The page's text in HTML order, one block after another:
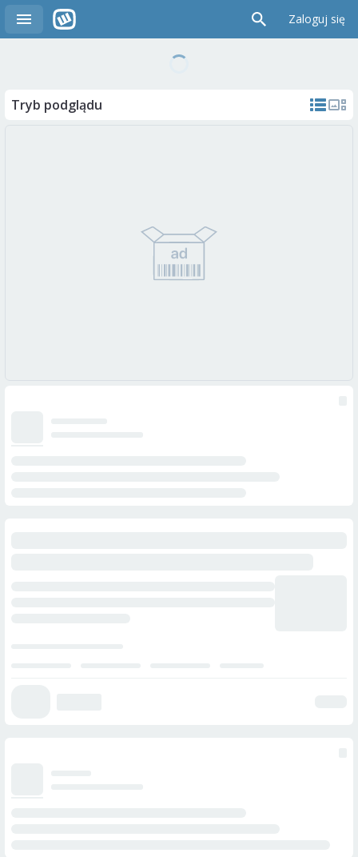
Zaloguj się
Tryb podglądu